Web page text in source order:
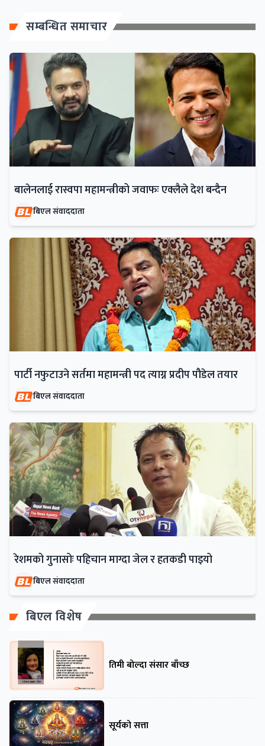
सम्बन्धित समाचार
बालेनलाई रास्वपा महामन्त्रीको जवाफः एक्लैले देश बन्दैन
बिएल संवाददाता
पार्टी नफुटाउने सर्तमा महामन्त्री पद त्याग्न प्रदीप पौडेल तयार
बिएल संवाददाता
रेशमको गुनासोः पहिचान माग्दा जेल र हतकडी पाइयो
बिएल संवाददाता
बिएल विशेष
तिमी बोल्दा संसार बाँच्छ
सूर्यको सत्ता